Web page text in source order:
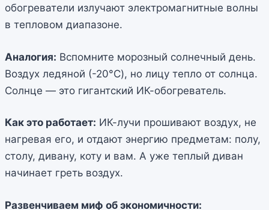
обогреватели излучают электромагнитные волны
в тепловом диапазоне.
Аналогия: Вспомните морозный солнечный день.
Воздух ледяной (-20°C), но лицу тепло от солнца.
Солнце — это гигантский ИК-обогреватель.
Как это работает: ИК-лучи прошивают воздух, не
нагревая его, и отдают энергию предметам: полу,
столу, дивану, коту и вам. А уже теплый диван
начинает греть воздух.
Развенчиваем миф об экономичности: